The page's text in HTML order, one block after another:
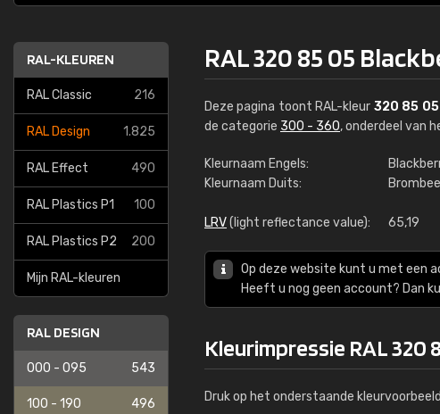
RAL-KLEUREN
RAL Classic 216
RAL Design 1.825
RAL Effect 490
RAL Plastics P1 100
RAL Plastics P2 200
Mijn RAL-kleuren
RAL DESIGN
000 - 095 543
100 - 190 496
RAL 320 85 05
Deze pagina toont RAL-kleur 320 85 05
de categorie 300 - 360, onderdeel van
Kleurnaam Engels:
Kleurnaam Duits:
LRV(light reflectance value): 65,19
Op deze website kunt u met een
Heeft u nog geen account? Dan
Kleurimpressie RAL 320
Druk op het onderstaande